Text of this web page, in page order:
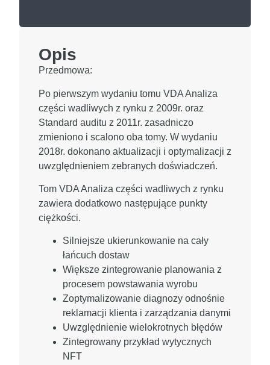
Opis
Przedmowa:
Po pierwszym wydaniu tomu VDA Analiza
części wadliwych z rynku z 2009r. oraz
Standard auditu z 2011r. zasadniczo
zmieniono i scalono oba tomy. W wydaniu
2018r. dokonano aktualizacji i optymalizacji z
uwzględnieniem zebranych doświadczeń.
Tom VDA Analiza części wadliwych z rynku
zawiera dodatkowo następujące punkty
ciężkości.
Silniejsze ukierunkowanie na cały
łańcuch dostaw
Większe zintegrowanie planowania z
procesem powstawania wyrobu
Zoptymalizowanie diagnozy odnośnie
reklamacji klienta i zarządzania danymi
Uwzględnienie wielokrotnych błędów
Zintegrowany przykład wytycznych
NFT